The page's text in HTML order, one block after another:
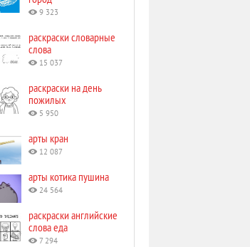
9 323
раскраски словарные
слова
15 037
раскраски на день
пожилых
5 950
арты кран
12 087
арты котика пушина
24 564
раскраски английские
слова еда
7 294